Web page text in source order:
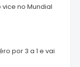
no Mundial
por 3 a 1 e vai